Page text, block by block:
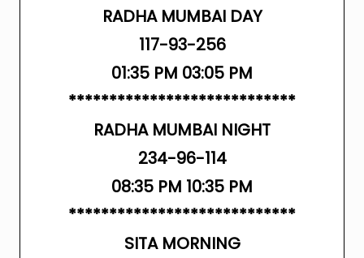
RADHA MUMBAI DAY
117-93-256
01:35 PM 03:05 PM
****************************
RADHA MUMBAI NIGHT
234-96-114
08:35 PM 10:35 PM
****************************
SITA MORNING